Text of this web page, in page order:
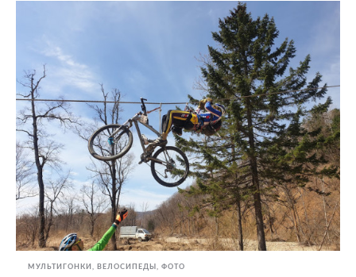
МУЛЬТИГОНКИ ВЕЛОСИПЕДЫ ФОТО